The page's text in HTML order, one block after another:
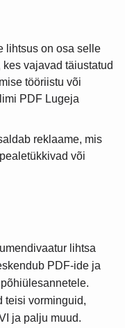
lihtsus on osa selle
vajavad täiustatud
tööriistu või
PDF Lugeja
reklaame, mis
või
lihtsa
PDF-ide ja
teisi vorminguid,
ja palju muud.